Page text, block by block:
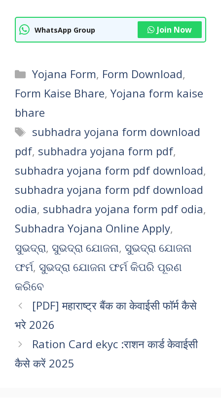
WhatsApp Group Join Now
Categories
Yojana Form, Form Download,
Form Kaise Bhare, Yojana form kaise
bhare
Tags
subhadra yojana form download
pdf, subhadra yojana form pdf,
subhadra yojana form pdf download,
subhadra yojana form pdf download
odia, subhadra yojana form pdf odia,
Subhadra Yojana Online Apply,
ସୁଭଦ୍ରା, ସୁଭଦ୍ରା ଯୋଜନା, ସୁଭଦ୍ରା ଯୋଜନା
ଫର୍ମ, ସୁଭଦ୍ରା ଯୋଜନା ଫର୍ମ କିପରି ପୂରଣ
କରିବେ
[PDF] महाराष्ट्र बैंक का केवाईसी फॉर्म कैसे
भरे 2026
Ration Card ekyc :राशन कार्ड केवाईसी
कैसे करें 2025